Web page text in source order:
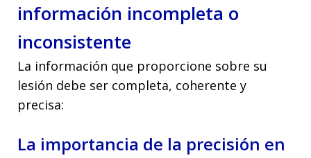
información incompleta o
inconsistente
La información que proporcione sobre su
lesión debe ser completa, coherente y
precisa:
La importancia de la precisión en